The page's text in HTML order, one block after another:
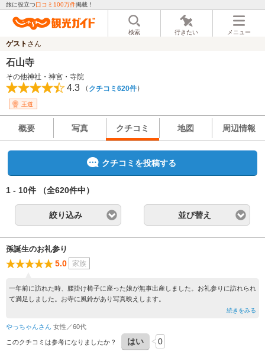
旅に役立つ口コミ100万件掲載！
検索 行きたい メニュー
ゲスト さん
石山寺
その他神社・神宮・寺院
4.3 （ クチコミ620件）
王道
概要 写真 クチコミ 地図 周辺情報
クチコミを投稿する
1 - 10件 （全620件中）
絞り込み 並び替え
孫誕生のお礼参り
5.0 家族
一年前に訪れた時、腰掛け椅子に座った娘が無事出産しました。お礼参りに訪れられ
て満足しました。お寺に風鈴があり写真映えします。
続きをみる
やっちゃんさん 女性／60代
このクチコミは参考になりましたか？ はい 0